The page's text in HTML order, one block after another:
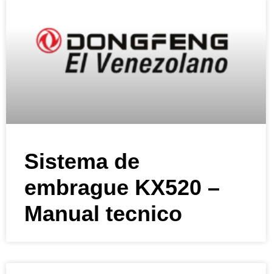
Sistema de
embrague KX520 –
Manual tecnico